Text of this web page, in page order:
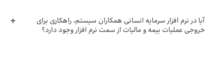
آیا در نرم افزار سرمایه انسانی همکاران سیستم، راهکاری برای
خروجی عملیات بیمه و مالیات از سمت نرم افزار وجود دارد؟